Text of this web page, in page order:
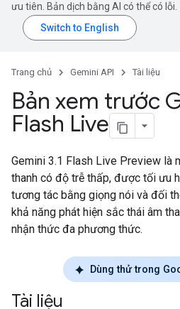
ưu tiên. Bản dịch bằng AI có thể có lỗi.
Trang chủ Gemini API Tài liệu
Bản xem trước
Flash Live
Gemini 3.1 Flash Live Preview là
thanh có độ trễ thấp, được tối ưu
tương tác bằng giọng nói và đối
khả năng phát hiện sắc thái âm
nhận thức đa phương thức.
Dùng thử trong
Tài liệu